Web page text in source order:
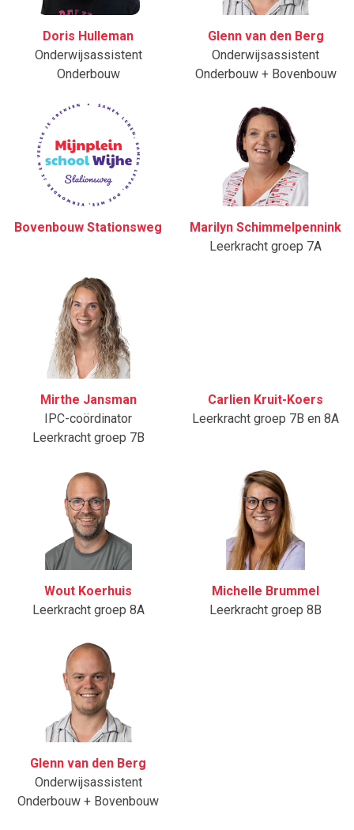
Doris Hulleman
Onderwijsassistent
Onderbouw
Glenn van den Berg
Onderwijsassistent
Onderbouw + Bovenbouw
Bovenbouw Stationsweg
Marilyn Schimmelpennink
Leerkracht groep 7A
Mirthe Jansman
IPC-coördinator
Leerkracht groep 7B
Carlien Kruit-Koers
Leerkracht groep 7B en 8A
Wout Koerhuis
Leerkracht groep 8A
Michelle Brummel
Leerkracht groep 8B
Glenn van den Berg
Onderwijsassistent
Onderbouw + Bovenbouw